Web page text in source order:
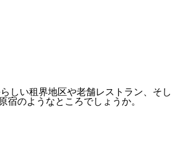
しい租界地区や老舗レストラン、そし
のようなところでしょうか。